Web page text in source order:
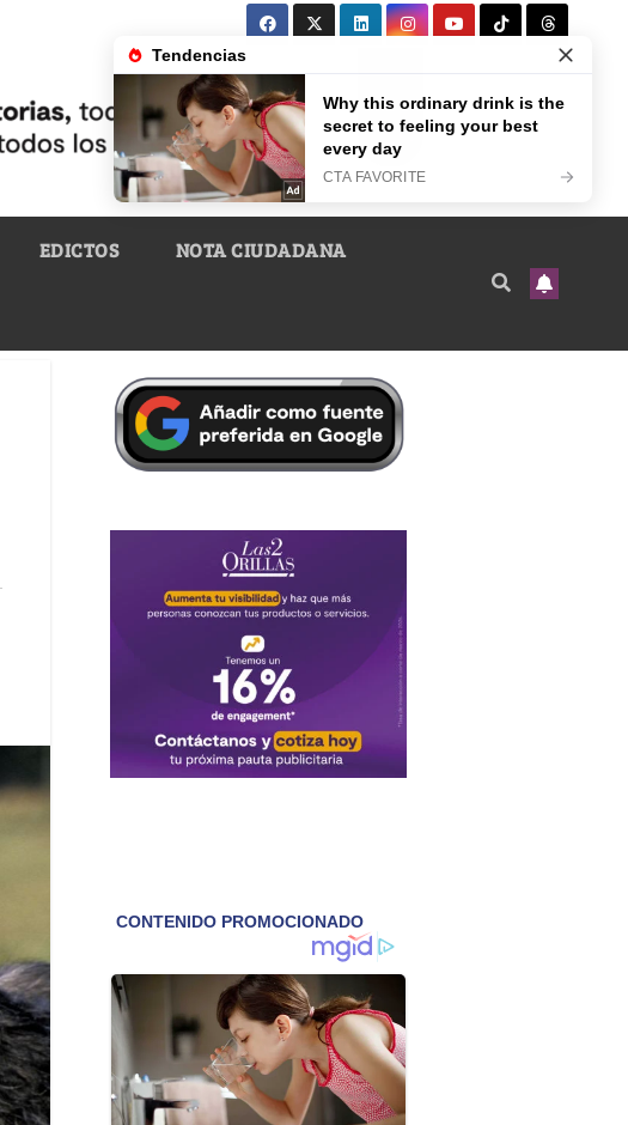
EDICTOS NOTA CIUDADANA